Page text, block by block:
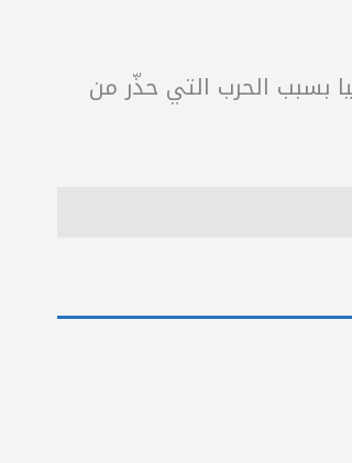
بسبب الحرب التي حذّر من